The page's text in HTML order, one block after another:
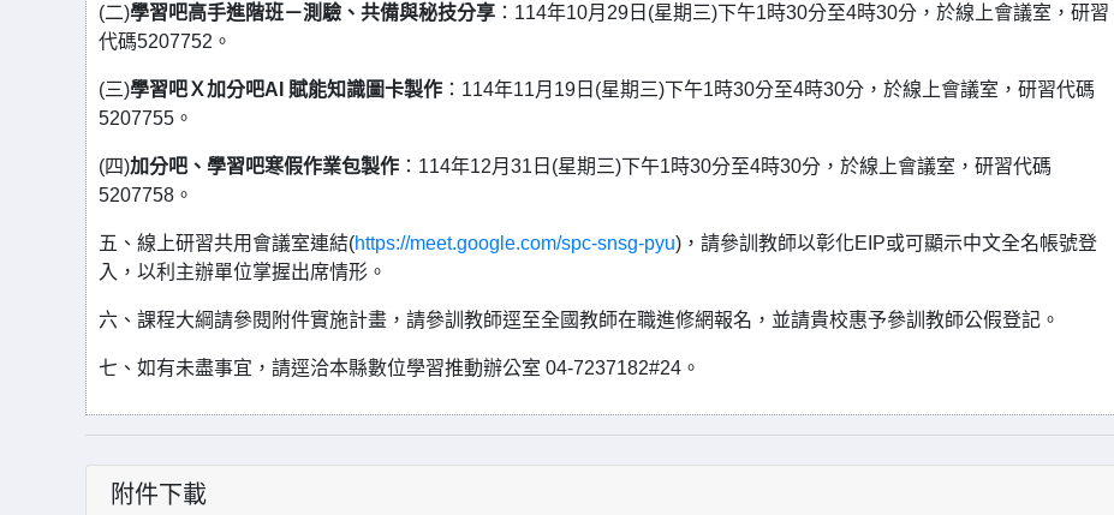
(二)學習吧高手進階班－測驗、共備與秘技分享 ：114年10月29日(星期三)下午1時30分至4時30分，於線上會議室，研習
代碼5207752。
(三)學習吧Ｘ加分吧AI 賦能知識圖卡製作 ：114年11月19日(星期三)下午1時30分至4時30分，於線上會議室，研習代碼
5207755。
(四)加分吧、學習吧寒假作業包製作 ：114年12月31日(星期三)下午1時30分至4時30分，於線上會議室，研習代碼
5207758。
五、線上研習共用會議室連結(https://meet.google.com/spc-snsg-pyu)，請參訓教師以彰化EIP或可顯示中文全名帳號登
入，以利主辦單位掌握出席情形。
六、課程大綱請參閱附件實施計畫，請參訓教師逕至全國教師在職進修網報名，並請貴校惠予參訓教師公假登記。
七、如有未盡事宜，請逕洽本縣數位學習推動辦公室 04-7237182#24。
附件下載